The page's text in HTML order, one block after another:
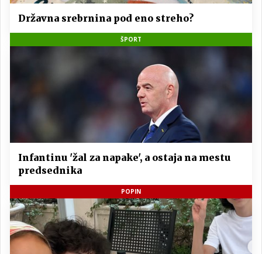
Državna srebrnina pod eno streho?
ŠPORT
Infantinu 'žal za napake', a ostaja na mestu
predsednika
POPIN